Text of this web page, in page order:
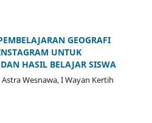
GEOGRAFI
UNTUK
HASIL BELAJAR SISWA
Wesnawa, I Wayan Kertih